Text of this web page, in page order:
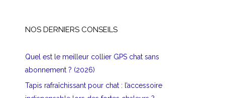
NOS DERNIERS CONSEILS
Quel est le meilleur collier GPS chat sans
abonnement ? (2026)
Tapis rafraîchissant pour chat : l’accessoire